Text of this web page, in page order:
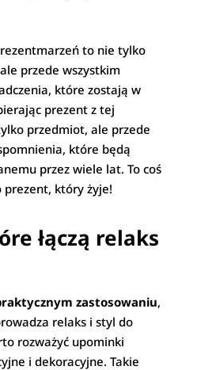
to nie tylko
przede wszystkim
które zostają w
prezent z tej
przedmiot, ale przede
które będą
przez wiele lat. To coś
prezent, który żyje!
łączą relaks
zastosowaniu,
relaks i styl do
rozważyć upominki
i dekoracyjne. Takie